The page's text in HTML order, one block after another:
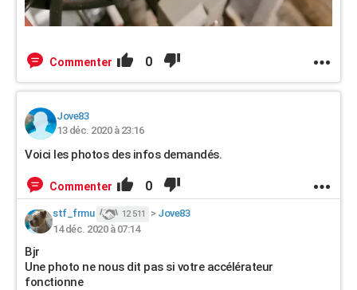
Commenter 0
Jove83
13 déc. 2020 à 23:16
Voici les photos des infos demandés.
Commenter 0
stf_frmu 12 511 > Jove83
14 déc. 2020 à 07:14
Bjr
Une photo ne nous dit pas si votre accélérateur
fonctionne